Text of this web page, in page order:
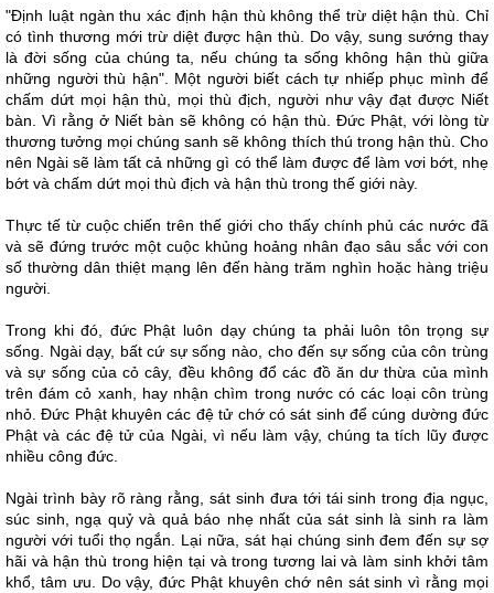
"Ðịnh luật ngàn thu xác định hận thù không thể trừ diệt hận thù. Chỉ
có tình thương mới trừ diệt được hận thù. Do vậy, sung sướng thay
là đời sống của chúng ta, nếu chúng ta sống không hận thù giữa
những người thù hận". Một người biết cách tự nhiếp phục mình để
chấm dứt mọi hận thù, mọi thù địch, người như vậy đạt được Niết
bàn. Vì rằng ở Niết bàn sẽ không có hận thù. Ðức Phật, với lòng từ
thương tưởng mọi chúng sanh sẽ không thích thú trong hận thù. Cho
nên Ngài sẽ làm tất cả những gì có thể làm được để làm vơi bớt, nhẹ
bớt và chấm dứt mọi thù địch và hận thù trong thế giới này.
Thực tế từ cuộc chiến trên thế giới cho thấy chính phủ các nước đã
và sẽ đứng trước một cuộc khủng hoảng nhân đạo sâu sắc với con
số thường dân thiệt mạng lên đến hàng trăm nghìn hoặc hàng triệu
người.
Trong khi đó, đức Phật luôn dạy chúng ta phải luôn tôn trọng sự
sống. Ngài dạy, bất cứ sự sống nào, cho đến sự sống của côn trùng
và sự sống của cỏ cây, đều không đổ các đồ ăn dư thừa của mình
trên đám cỏ xanh, hay nhận chìm trong nước có các loại côn trùng
nhỏ. Ðức Phật khuyên các đệ tử chớ có sát sinh để cúng dường đức
Phật và các đệ tử của Ngài, vì nếu làm vậy, chúng ta tích lũy được
nhiều công đức.
Ngài trình bày rõ ràng rằng, sát sinh đưa tới tái sinh trong địa ngục,
súc sinh, ngạ quỷ và quả báo nhẹ nhất của sát sinh là sinh ra làm
người với tuổi thọ ngắn. Lại nữa, sát hại chúng sinh đem đến sự sợ
hãi và hận thù trong hiện tại và trong tương lai và làm sinh khởi tâm
khổ, tâm ưu. Do vậy, đức Phật khuyên chớ nên sát sinh vì rằng mọi